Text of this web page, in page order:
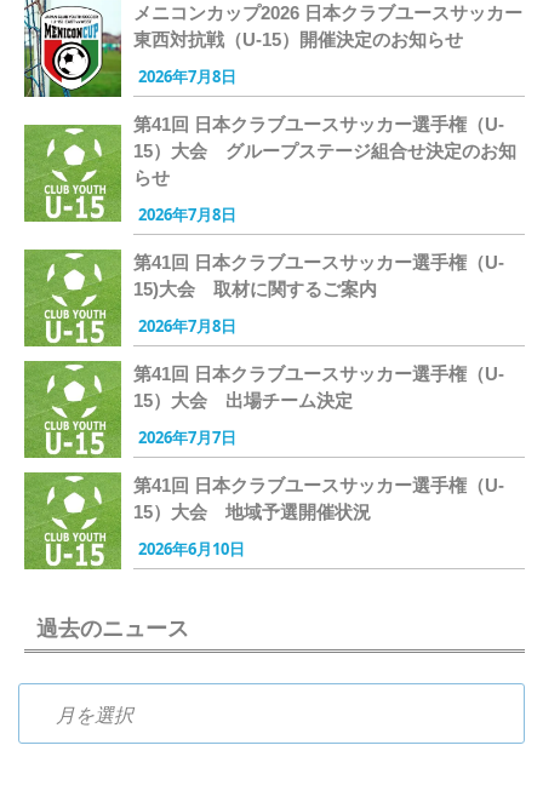
メニコンカップ2026 日本クラブユースサッカー
東西対抗戦（U-15）開催決定のお知らせ
2026年7月8日
第41回 日本クラブユースサッカー選手権（U-
15）大会 グループステージ組合せ決定のお知
らせ
2026年7月8日
第41回 日本クラブユースサッカー選手権（U-
15)大会 取材に関するご案内
2026年7月8日
第41回 日本クラブユースサッカー選手権（U-
15）大会 出場チーム決定
2026年7月7日
第41回 日本クラブユースサッカー選手権（U-
15）大会 地域予選開催状況
2026年6月10日
過去のニュース